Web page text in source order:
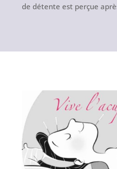
de détente est perçue